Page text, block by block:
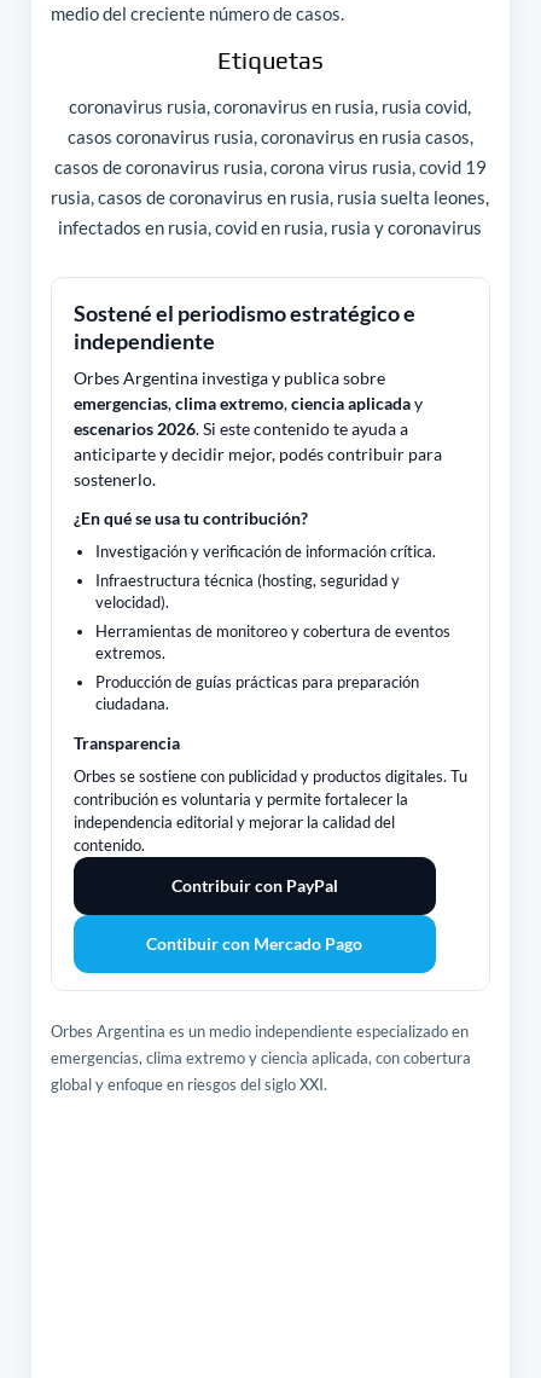
medio del creciente número de casos.
Etiquetas
coronavirus rusia, coronavirus en rusia, rusia covid,
casos coronavirus rusia, coronavirus en rusia casos,
casos de coronavirus rusia, corona virus rusia, covid 19
rusia, casos de coronavirus en rusia, rusia suelta leones,
infectados en rusia, covid en rusia, rusia y coronavirus
Sostené el periodismo estratégico e
independiente
Orbes Argentina investiga y publica sobre
emergencias,clima extremo,ciencia aplicaday
escenarios 2026. Si este contenido te ayuda a
anticiparte y decidir mejor, podés contribuir para
sostenerlo.
¿En qué se usa tu contribución?
Investigación y verificación de información crítica.
Infraestructura técnica (hosting, seguridad y
velocidad).
Herramientas de monitoreo y cobertura de eventos
extremos.
Producción de guías prácticas para preparación
ciudadana.
Transparencia
Orbes se sostiene con publicidad y productos digitales. Tu
contribución es voluntaria y permite fortalecer la
independencia editorial y mejorar la calidad del
contenido.
Contribuir con PayPal
Contibuir con Mercado Pago
Orbes Argentina es un medio independiente especializado en
emergencias, clima extremo y ciencia aplicada, con cobertura
global y enfoque en riesgos del siglo XXI.